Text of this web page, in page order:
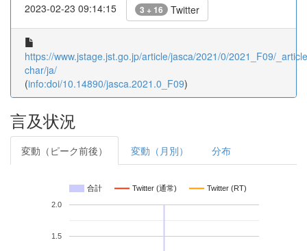
2023-02-23 09:14:15 3 + 16 Twitter
https://www.jstage.jst.go.jp/article/jasca/2021/0/2021_F09/
char/ja/
(info:doi/10.14890/jasca.2021.0_F09)
言及状況
変動（ピーク前後） 変動（月別） 分布
合計 Twitter (通常) Twitter (RT)
1.5
2.0